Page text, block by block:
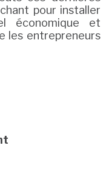
pour installer
économique et
les entrepreneurs